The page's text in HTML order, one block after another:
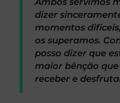
dizer
momentos
os superamos.
posso dizer que
maior bênção que
receber e